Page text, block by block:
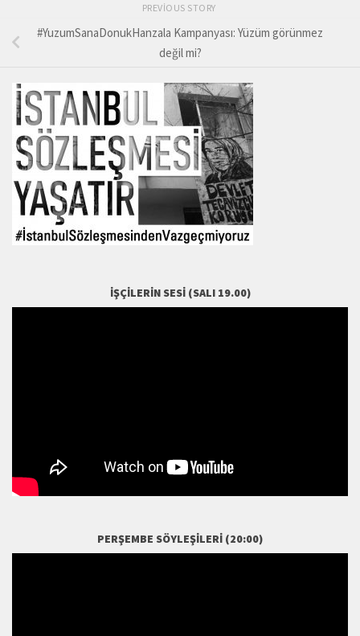
PREVIOUS STORY
#YuzumSanaDonukHanzala Kampanyası: Yüzüm görünmez
değil mi?
İŞÇILERIN SESI (SALI 19.00)
PERŞEMBE SÖYLEŞILERI (20:00)